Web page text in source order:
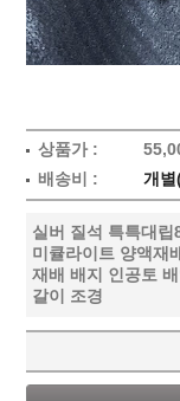
상품가 :
배송비 : 개별
실버 질석 특특대립
미큘라이트 양액재
재배 배지 인공토
갈이 조경